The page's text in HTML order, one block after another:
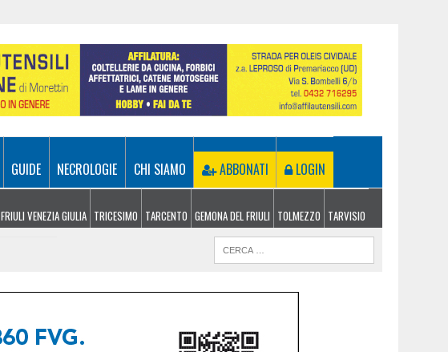
GUIDE NECROLOGIE CHI SIAMO ABBONATI LOGIN
FRIULI VENEZIA GIULIA TRICESIMO TARCENTO GEMONA DEL FRIULI TOLMEZZO TARVISIO